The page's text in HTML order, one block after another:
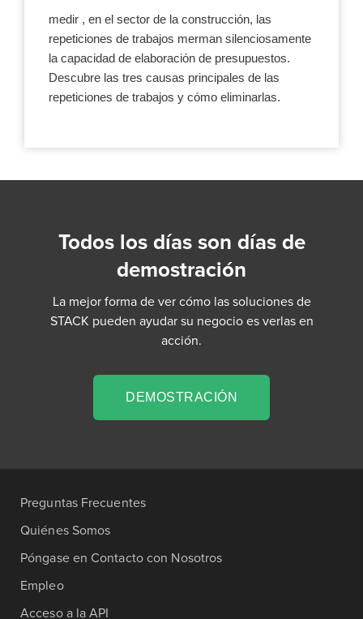
medir , en el sector de la construcción, las
repeticiones de trabajos merman silenciosamente
la capacidad de elaboración de presupuestos.
Descubre las tres causas principales de las
repeticiones de trabajos y cómo eliminarlas.
Todos los días son días de
demostración
La mejor forma de ver cómo las soluciones de
STACK pueden ayudar su negocio es verlas en
acción.
DEMOSTRACIÓN
Preguntas Frecuentes
Quiénes Somos
Póngase en Contacto con Nosotros
Empleo
Acceso a la API